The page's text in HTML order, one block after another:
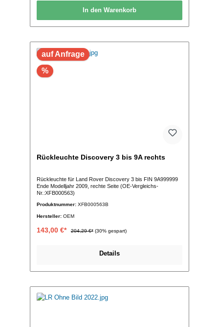
In den Warenkorb
auf Anfrage
%
Rückleuchte Discovery 3 bis 9A rechts
Rückleuchte für Land Rover Discovery 3 bis FIN 9A999999
Ende Modelljahr 2009, rechte Seite (OE-Vergleichs-
Nr.:XFB000563)
Produktnummer: XFB000563B
Hersteller: OEM
143,00 €* 204,29 €* (30% gespart)
Details